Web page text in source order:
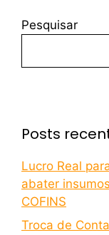
Pesquisar
Posts
Lucro Real
abater
COFINS
Troca de